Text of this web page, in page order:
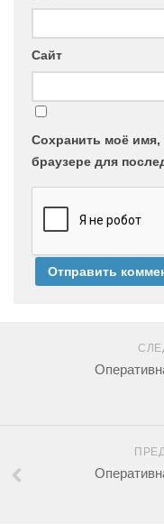
Сайт
Сохранить моё имя,
браузере для